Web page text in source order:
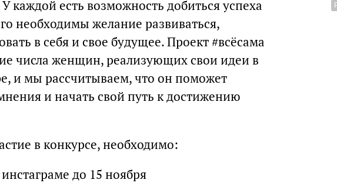
есть возможность добиться успеха
необходимы желание развиваться,
в себя и свое будущее. Проект #всёсама
числа женщин, реализующих свои идеи в
и мы рассчитываем, что он поможет
и начать свой путь к достижению
в конкурсе, необходимо:
до 15 ноября